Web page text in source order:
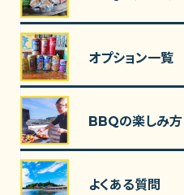
オプション一覧
BBQの楽しみ方
よくある質問